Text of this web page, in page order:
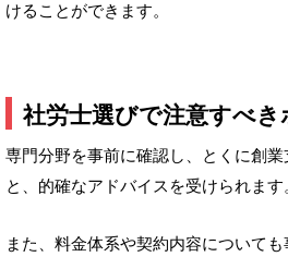
けることができます。
社労士選びで注意すべき
専門分野を事前に確認し、とくに創
と、的確なアドバイスを受けられます
また、料金体系や契約内容について